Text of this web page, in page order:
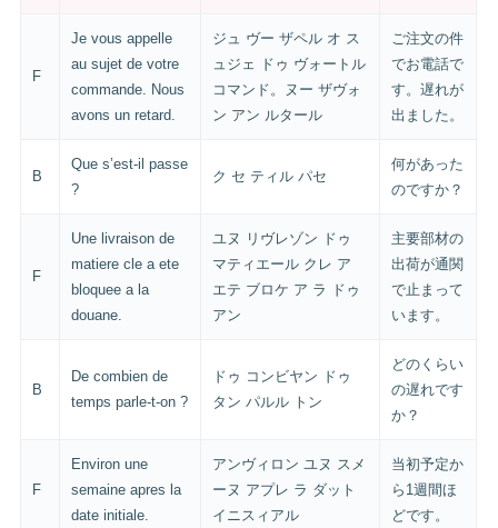
F
Je vous appelle
au sujet de votre
commande. Nous
avons un retard.
ジュ ヴー ザペル オ ス
ュジェ ドゥ ヴォートル
コマンド。ヌー ザヴォ
ン アン ルタール
ご注文の件
でお電話で
す。遅れが
出ました。
B
Que s’est-il passe
?
ク セ ティル パセ
何があった
のですか？
F
Une livraison de
matiere cle a ete
bloquee a la
douane.
ユヌ リヴレゾン ドゥ
マティエール クレ ア
エテ ブロケ ア ラ ドゥ
アン
主要部材の
出荷が通関
で止まって
います。
B
De combien de
temps parle-t-on ?
ドゥ コンビヤン ドゥ
タン パルル トン
どのくらい
の遅れです
か？
F
Environ une
semaine apres la
date initiale.
アンヴィロン ユヌ スメ
ーヌ アプレ ラ ダット
イニスィアル
当初予定か
ら1週間ほ
どです。